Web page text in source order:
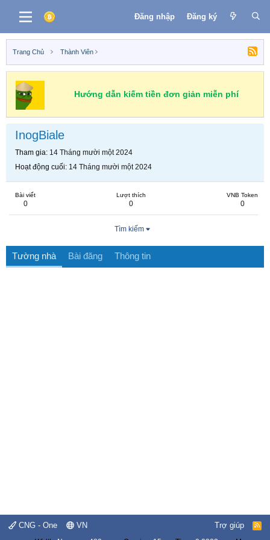
Đăng nhập Đăng ký
Trang Chủ Thành Viên
Hướng dẫn kiếm tiền đơn giản miễn phí
InogBiale
Tham gia 14 Tháng mười một 2024
Hoạt động cuối 14 Tháng mười một 2024
Bài viết
0
Lượt thích
0
VNB Token
0
Tìm kiếm
Tường nhà Bài đăng Thông tin
CNG - One VN Trợ giúp
R